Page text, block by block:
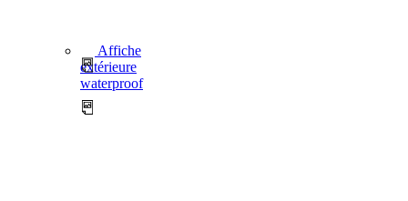
Affiche
extérieure
waterproof